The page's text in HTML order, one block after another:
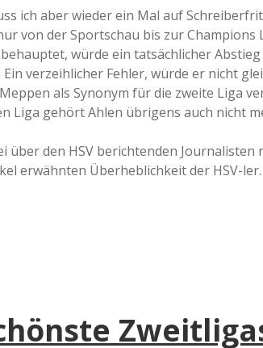
ich aber wieder ein Mal auf
von der Sportschau bis zur
würde ein tatsächlicher
verzeihlicher Fehler, würde er nicht
als Synonym für die zweite Liga
Liga gehört Ahlen übrigens auch nicht
über den HSV berichtenden
erwähnten Überheblichkeit der HSV-